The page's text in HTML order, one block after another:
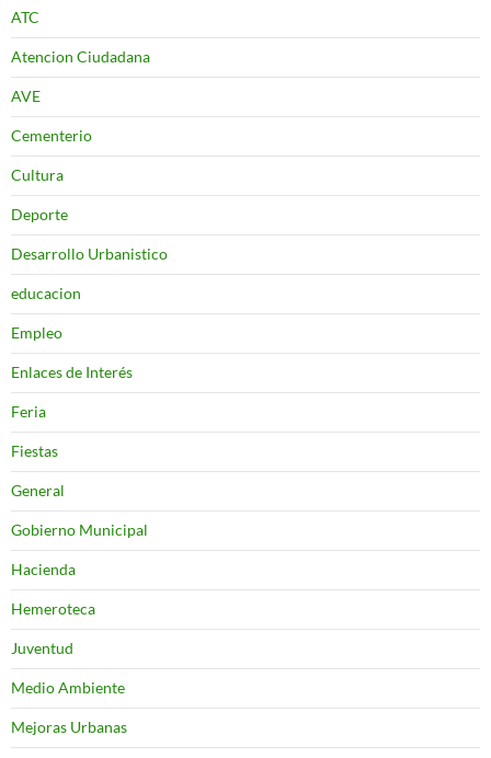
ATC
Atencion Ciudadana
AVE
Cementerio
Cultura
Deporte
Desarrollo Urbanistico
educacion
Empleo
Enlaces de Interés
Feria
Fiestas
General
Gobierno Municipal
Hacienda
Hemeroteca
Juventud
Medio Ambiente
Mejoras Urbanas